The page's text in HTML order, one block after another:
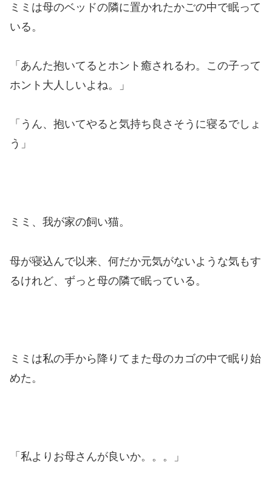
ミミは母のベッドの隣に置かれたかごの中で眠って
いる。
「あんた抱いてるとホント癒されるわ。この子って
ホント大人しいよね。」
「うん、抱いてやると気持ち良さそうに寝るでしょ
う」
ミミ、我が家の飼い猫。
母が寝込んで以来、何だか元気がないような気もす
るけれど、ずっと母の隣で眠っている。
ミミは私の手から降りてまた母のカゴの中で眠り始
めた。
「私よりお母さんが良いか。。。」